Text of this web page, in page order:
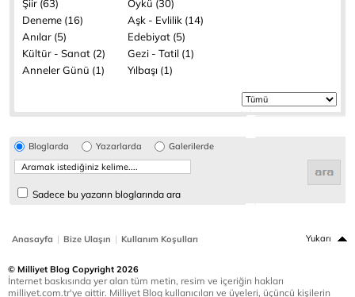
Şiir (63)
Öykü (30)
Deneme (16)
Aşk - Evlilik (14)
Anılar (5)
Edebiyat (5)
Kültür - Sanat (2)
Gezi - Tatil (1)
Anneler Günü (1)
Yılbaşı (1)
Bloglarda Yazarlarda Galerilerde
Sadece bu yazarın bloglarında ara
Anasayfa | Bize Ulaşın | Kullanım Koşulları Yukarı
© Milliyet Blog Copyright 2026
İnternet baskısında yer alan tüm metin, resim ve içeriğin hakları
milliyet.com.tr'ye aittir. Milliyet Blog kullanıcıları ve üyeleri, üçüncü kişilerin